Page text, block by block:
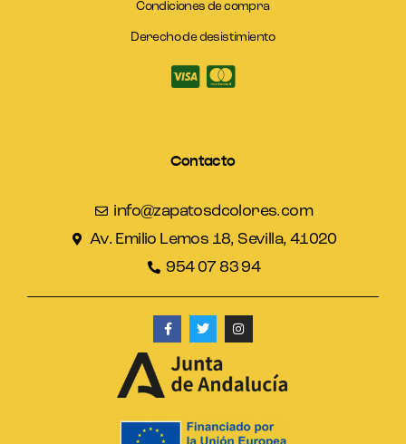
Condiciones de compra
Derecho de desistimiento
Contacto
info@zapatosdcolores.com
Av. Emilio Lemos 18, Sevilla, 41020
954 07 83 94